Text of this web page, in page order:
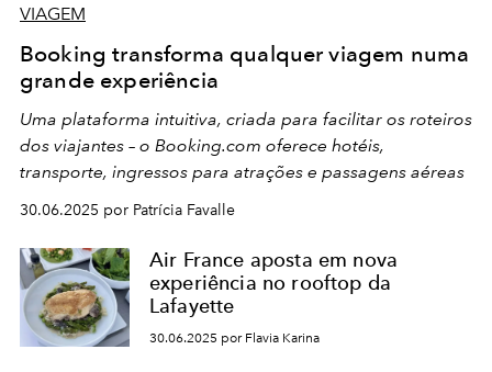
VIAGEM
Booking transforma qualquer viagem numa
grande experiência
Uma plataforma intuitiva, criada para facilitar os roteiros
dos viajantes – o Booking.com oferece hotéis,
transporte, ingressos para atrações e passagens aéreas
30.06.2025 por Patrícia Favalle
Air France aposta em nova
experiência no rooftop da
Lafayette
30.06.2025 por Flavia Karina